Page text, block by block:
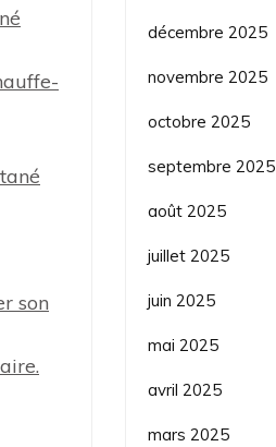
son
décembre 2025
novembre 2025
octobre 2025
septembre 2025
août 2025
juillet 2025
juin 2025
mai 2025
avril 2025
mars 2025